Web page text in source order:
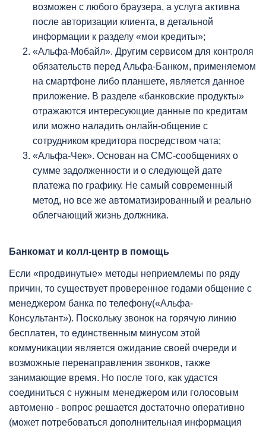
возможен с любого браузера, а услуга активна
после авторизации клиента, в детальной
информации к разделу «мои кредиты»;
«Альфа-Мобайл». Другим сервисом для контроля
обязательств перед Альфа-Банком, применяемом
на смартфоне либо планшете, является данное
приложение. В разделе «банковские продукты»
отражаются интересующие данные по кредитам
или можно наладить онлайн-общение с
сотрудником кредитора посредством чата;
«Альфа-Чек». Основан на СМС-сообщениях о
сумме задолженности и о следующей дате
платежа по графику. Не самый современный
метод, но все же автоматизированный и реально
облегчающий жизнь должника.
Банкомат и колл-центр в помощь
Если «продвинутые» методы неприемлемы по ряду
причин, то существует проверенное годами общение с
менеджером банка по телефону(«Альфа-
Консультант»). Поскольку звонок на горячую линию
бесплатен, то единственным минусом этой
коммуникации является ожидание своей очереди и
возможные перенаправления звонков, также
занимающие время. Но после того, как удастся
соединиться с нужным менеджером или голосовым
автоменю - вопрос решается достаточно оперативно
(может потребоваться дополнительная информация